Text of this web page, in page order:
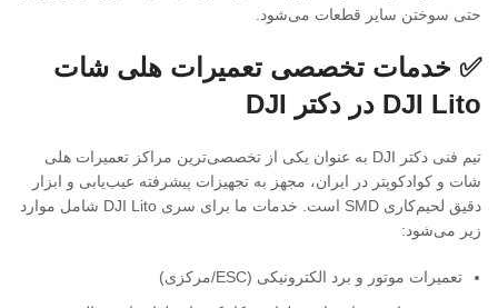
حتی سوختن سایر قطعات می‌شود.
✅ خدمات تخصصی تعمیرات هلی شات
DJI Lito در دکتر DJI
تیم فنی دکتر DJI به عنوان یکی از تخصصی‌ترین مراکز تعمیرات هلی
شات و کوادکوپتر در ایران، مجهز به تجهیزات پیشرفته عیب‌یابی و ابزار
دقیق لحیم‌کاری SMD است. خدمات ما برای سری DJI Lito شامل موارد
زیر می‌شود:
تعمیرات موتور و برد الکترونیکی (ESC/مرکزی)